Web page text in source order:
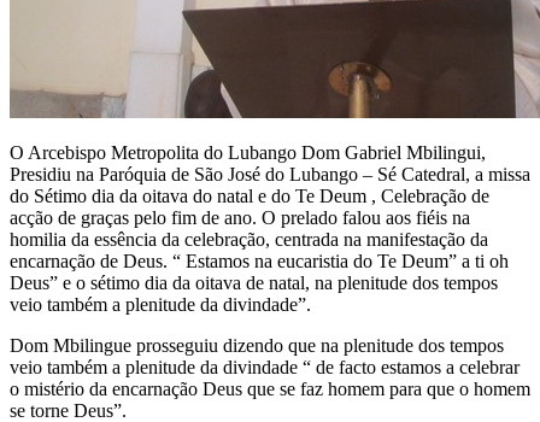
O Arcebispo Metropolita do Lubango Dom Gabriel Mbilingui,
Presidiu na Paróquia de São José do Lubango – Sé Catedral, a missa
do Sétimo dia da oitava do natal e do Te Deum , Celebração de
acção de graças pelo fim de ano. O prelado falou aos fiéis na
homilia da essência da celebração, centrada na manifestação da
encarnação de Deus. “ Estamos na eucaristia do Te Deum” a ti oh
Deus” e o sétimo dia da oitava de natal, na plenitude dos tempos
veio também a plenitude da divindade”.
Dom Mbilingue prosseguiu dizendo que na plenitude dos tempos
veio também a plenitude da divindade “ de facto estamos a celebrar
o mistério da encarnação Deus que se faz homem para que o homem
se torne Deus”.